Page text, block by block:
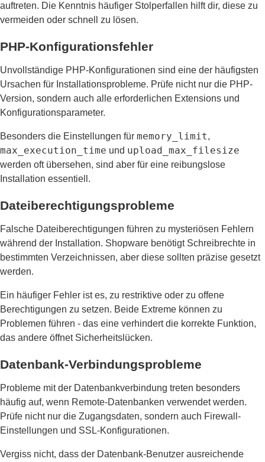
auftreten. Die Kenntnis häufiger Stolperfallen hilft dir, diese zu
vermeiden oder schnell zu lösen.
PHP-Konfigurationsfehler
Unvollständige PHP-Konfigurationen sind eine der häufigsten
Ursachen für Installationsprobleme. Prüfe nicht nur die PHP-
Version, sondern auch alle erforderlichen Extensions und
Konfigurationsparameter.
Besonders die Einstellungen für memory_limit,
max_execution_time und upload_max_filesize
werden oft übersehen, sind aber für eine reibungslose
Installation essentiell.
Dateiberechtigungsprobleme
Falsche Dateiberechtigungen führen zu mysteriösen Fehlern
während der Installation. Shopware benötigt Schreibrechte in
bestimmten Verzeichnissen, aber diese sollten präzise gesetzt
werden.
Ein häufiger Fehler ist es, zu restriktive oder zu offene
Berechtigungen zu setzen. Beide Extreme können zu
Problemen führen - das eine verhindert die korrekte Funktion,
das andere öffnet Sicherheitslücken.
Datenbank-Verbindungsprobleme
Probleme mit der Datenbankverbindung treten besonders
häufig auf, wenn Remote-Datenbanken verwendet werden.
Prüfe nicht nur die Zugangsdaten, sondern auch Firewall-
Einstellungen und SSL-Konfigurationen.
Vergiss nicht, dass der Datenbank-Benutzer ausreichende